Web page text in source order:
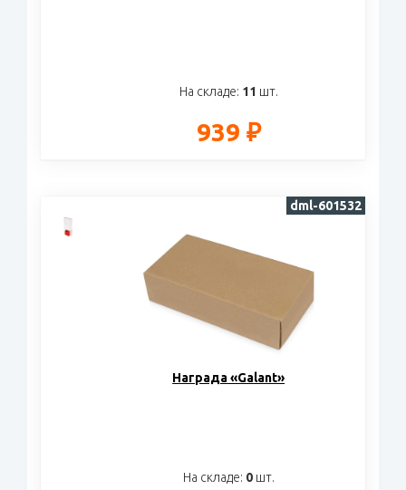
На складе: 11 шт.
939 ₽
Награда «Galant»
На складе: 0шт.
dml-601532